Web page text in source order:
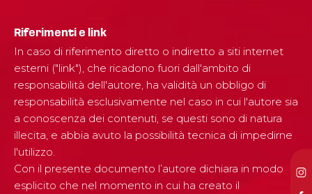
Riferimenti e link
In caso di riferimento diretto o indiretto a siti internet
esterni ("link"), che ricadono fuori dall'ambito di
responsabilità dell'autore, ha validità un obbligo di
responsabilità esclusivamente nel caso in cui l'autore sia
a conoscenza dei contenuti, se questi sono di natura
illecita, e abbia avuto la possibilità tecnica di impedirne
l'utilizzo.
Con il presente documento l’autore dichiara in modo
esplicito che nel momento in cui ha creato il